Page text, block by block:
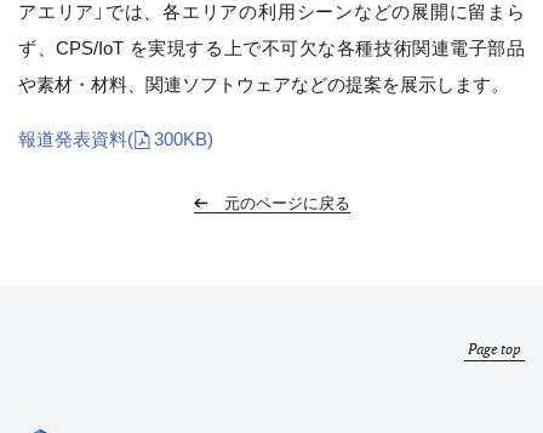
アエリア」では、各エリアの利用シーンなどの展開に留まら
ず、CPS/IoT を実現する上で不可欠な各種技術関連電子部品
や素材・材料、関連ソフトウェアなどの提案を展示します。
報道発表資料( 300KB)
元のページに戻る
Page top